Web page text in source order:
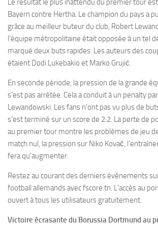
Le résultat le plus inattendu du premier tour
Bayern contre Hertha. Le champion du pays a
grâce au meilleur buteur du club, Robert
l’équipe métropolitaine était opposée à un tel
marqué deux buts rapides. Les auteurs des
étaient Dodi Lukebakio et Marko Grujić.
En seconde période, la pression de la grande
s’est pas arrêtée. Cela a conduit à un penalty
Lewandowski. Les fans n’ont pas vu plus de
s’est terminé sur un score de 2:2. La perte de
au premier tour montre les problèmes de jeu
match nul, la pression sur Niko Kovač,
fera qu’augmenter.
Restez au courant des derniers événements
football allemands avec fscore.tn. L’accès au
ouvert à tous les utilisateurs gratuitement.
Victoire écrasante du Borussia Dortmund au